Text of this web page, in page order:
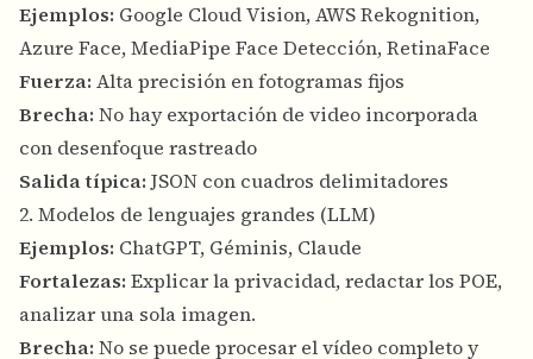
Ejemplos: Google Cloud Vision, AWS Rekognition,
Azure Face, MediaPipe Face Detección, RetinaFace
Fuerza: Alta precisión en fotogramas fijos
Brecha: No hay exportación de video incorporada
con desenfoque rastreado
Salida típica: JSON con cuadros delimitadores
2. Modelos de lenguajes grandes (LLM)
Ejemplos: ChatGPT, Géminis, Claude
Fortalezas: Explicar la privacidad, redactar los POE,
analizar una sola imagen.
Brecha: No se puede procesar el vídeo completo y